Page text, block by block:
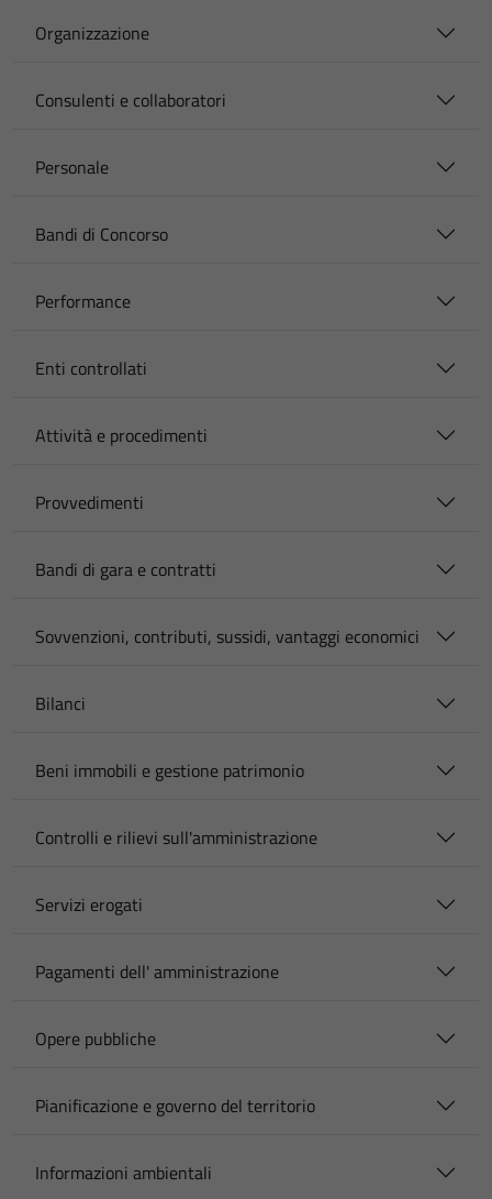
Organizzazione
Consulenti e collaboratori
Personale
Bandi di Concorso
Performance
Enti controllati
Attività e procedimenti
Provvedimenti
Bandi di gara e contratti
Sovvenzioni, contributi, sussidi, vantaggi economici
Bilanci
Beni immobili e gestione patrimonio
Controlli e rilievi sull'amministrazione
Servizi erogati
Pagamenti dell' amministrazione
Opere pubbliche
Pianificazione e governo del territorio
Informazioni ambientali